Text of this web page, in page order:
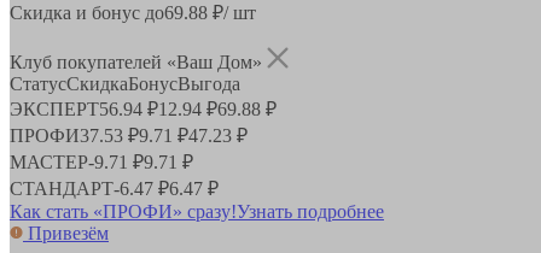
Скидка и бонус до69.88 ₽/ шт
Клуб покупателей «Ваш Дом»
СтатусСкидкаБонусВыгода
ЭКСПЕРТ56.94 ₽12.94 ₽69.88 ₽
ПРОФИ37.53 ₽9.71 ₽47.23 ₽
МАСТЕР-9.71 ₽9.71 ₽
СТАНДАРТ-6.47 ₽6.47 ₽
Как стать «ПРОФИ» сразу!Узнать подробнее
Привезём